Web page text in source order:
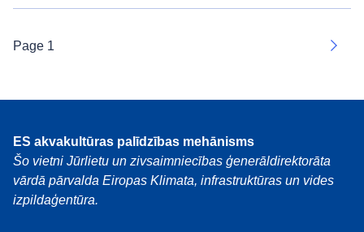
Page 1
Next
ES akvakultūras palīdzības mehānisms
Šo vietni Jūrlietu un zivsaimniecības ģenerāldirektorāta
vārdā pārvalda Eiropas Klimata, infrastruktūras un vides
izpildaģentūra.